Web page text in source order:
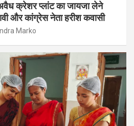
क्रेशर प्लांट का जायजा लेने
और कांग्रेस नेता हरीश कवासी
Marko